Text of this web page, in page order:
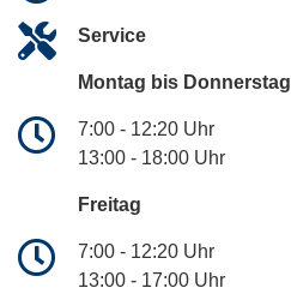
Service
Montag bis Donnerstag
7:00 - 12:20 Uhr
13:00 - 18:00 Uhr
Freitag
7:00 - 12:20 Uhr
13:00 - 17:00 Uhr